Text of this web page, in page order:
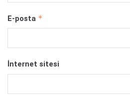
E-posta *
İnternet sitesi